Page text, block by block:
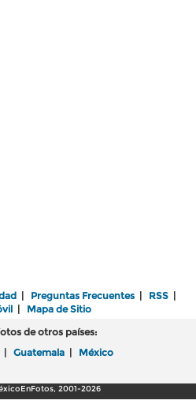
| Preguntas Frecuentes | RSS |
| Mapa de Sitio
de otros países:
| Guatemala | México
2001-2026